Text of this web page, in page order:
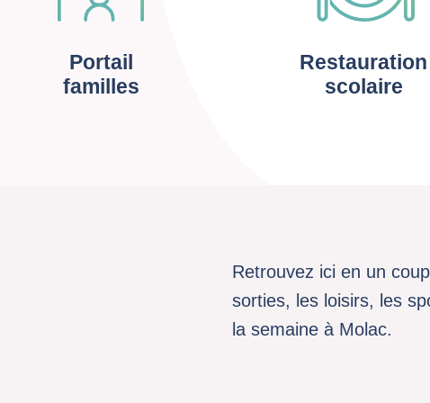
Portail
familles
Restauration
scolaire
Retrouvez ici en un
sorties, les loisirs, les
la semaine à Molac.